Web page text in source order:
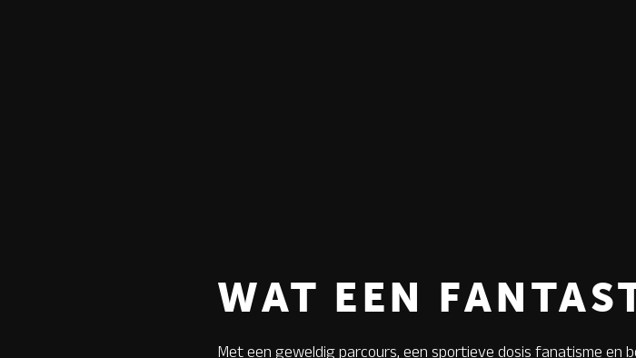
WAT EEN
Met een geweldig parcours, een sportieve dosis fanatisme en